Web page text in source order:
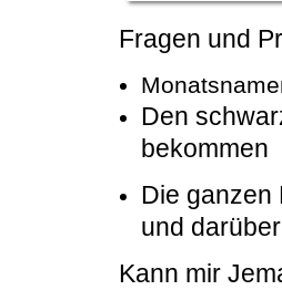
Fragen und
Den
bekommen
Die ganzen
und
Kann mir